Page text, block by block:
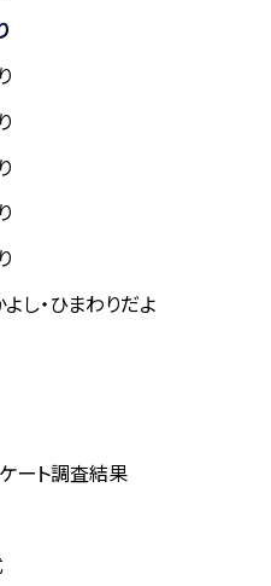
し・ひまわりだよ
ート調査結果